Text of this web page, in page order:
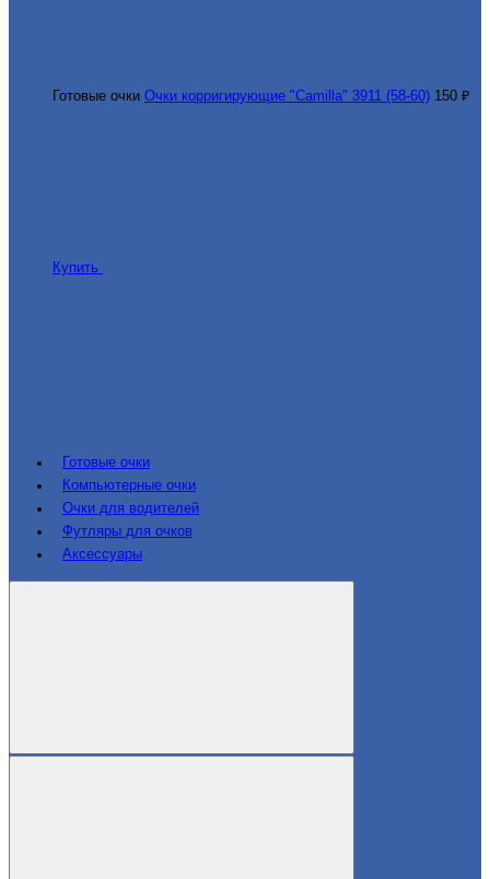
Готовые очки Очки корригирующие "Camilla" 3911 (58-60) 150 ₽
Купить
Готовые очки
Компьютерные очки
Очки для водителей
Футляры для очков
Аксессуары